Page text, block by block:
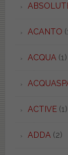
ACANTO
ACQUA (1)
ACTIVE(1)
ADDA (2)